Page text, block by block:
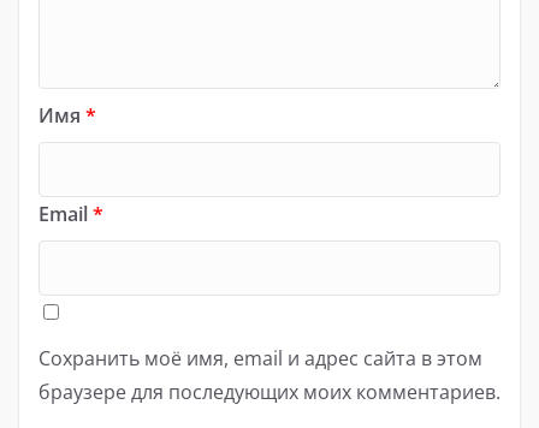
Имя *
Email*
Сохранить моё имя, email и адрес сайта в этом
браузере для последующих моих комментариев.